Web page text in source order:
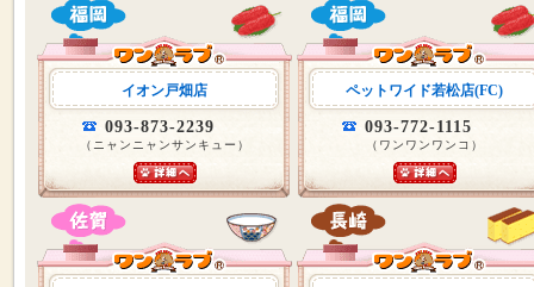
イオン戸畑店
093-873-2239
（ニャンニャンサンキュー）
ペットワイド若松店(FC)
093-772-1115
（ワンワンワンコ）